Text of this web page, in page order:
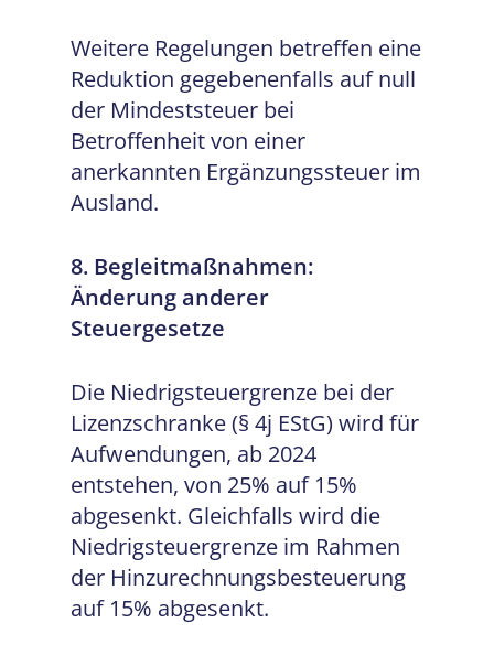
Weitere Regelungen betreffen eine
Reduktion gegebenenfalls auf null
der Mindeststeuer bei
Betroffenheit von einer
anerkannten Ergänzungssteuer im
Ausland.
8. Begleitmaßnahmen:
Änderung anderer
Steuergesetze
Die Niedrigsteuergrenze bei der
Lizenzschranke (§ 4j EStG) wird für
Aufwendungen, ab 2024
entstehen, von 25% auf 15%
abgesenkt. Gleichfalls wird die
Niedrigsteuergrenze im Rahmen
der Hinzurechnungsbesteuerung
auf 15% abgesenkt.